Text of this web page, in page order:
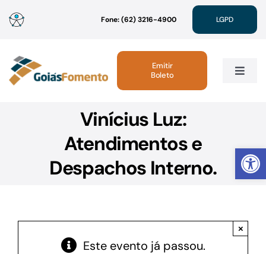
Abrir
para
conteúdo
Fone: (62) 3216-4900 LGPD
Toggle
Linhas de Crédito
Emitir
Boleto
Vinícius Luz:
Atendimentos e
Despachos Interno.
Este evento já passou.
×